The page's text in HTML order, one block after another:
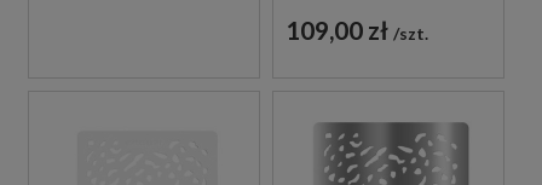
109,00 zł szt.